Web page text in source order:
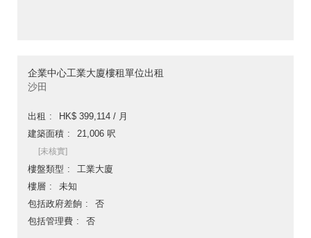
企業中心工業大廈樓租單位出租
沙田
出租
HK$ 399,114 / 月
建築面積
21,006 呎
[未核實]
樓盤類型
工業大廈
樓層
未知
包括政府差餉
否
包括管理費
否